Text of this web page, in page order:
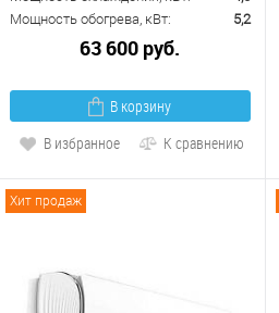
Мощность обогрева, кВт:
5,2
63 600 руб.
В корзину
В избранное
К сравнению
Хит продаж